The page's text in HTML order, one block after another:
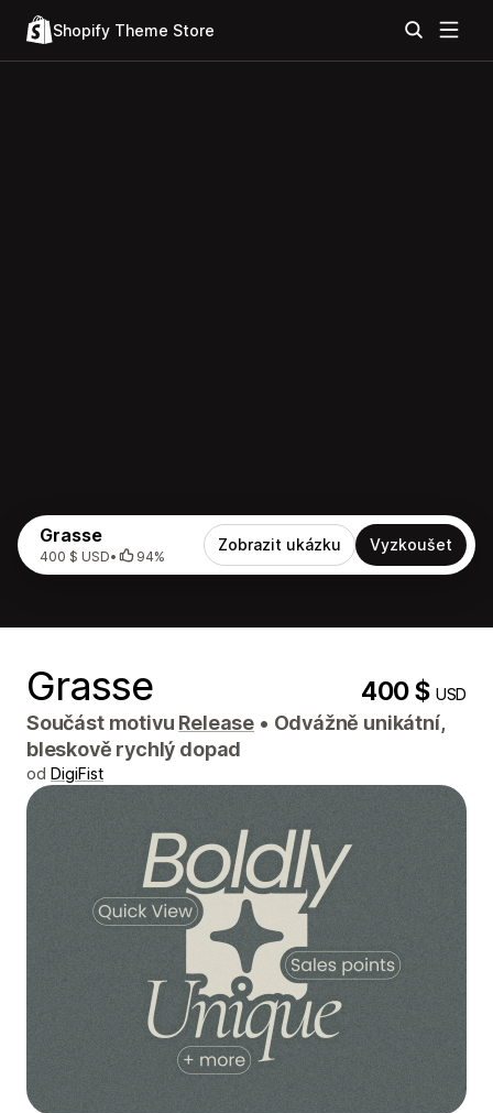
Shopify Theme Store
Grasse
400 $ USD• 94%
Zobrazit ukázku Vyzkoušet
Grasse 400 $USD
Součást motivu Release • Odvážně unikátní,
bleskově rychlý dopad
od DigiFist